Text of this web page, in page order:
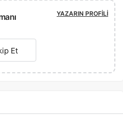
YAZARIN PROFILI
Et